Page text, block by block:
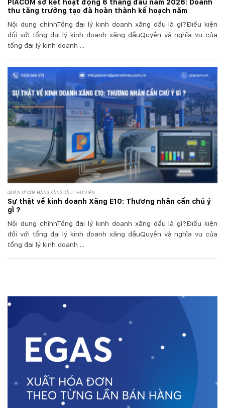
PIACOM sơ kết hoạt động 6 tháng đầu năm 2026: Doanh
thu tăng trưởng tạo đà hoàn thành kế hoạch năm
Nội dung chínhTổng đại lý kinh doanh xăng dầu là gì?Điều kiện
đối với tổng đại lý kinh doanh xăng dầuQuyền và nghĩa vụ của
tổng đại lý kinh doanh ...
QUẢN LÝ CỬA HÀNG XĂNG DẦU THƯ VIỆN
Sự thật về kinh doanh Xăng E10: Thương nhân cần chú ý
gì ?
Nội dung chínhTổng đại lý kinh doanh xăng dầu là gì?Điều kiện
đối với tổng đại lý kinh doanh xăng dầuQuyền và nghĩa vụ của
tổng đại lý kinh doanh ...